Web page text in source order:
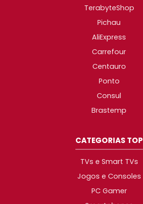
TerabyteShop
Pichau
AliExpress
Carrefour
Centauro
Ponto
Consul
Brastemp
CATEGORIAS TOP
TVs e Smart TVs
Jogos e Consoles
PC Gamer